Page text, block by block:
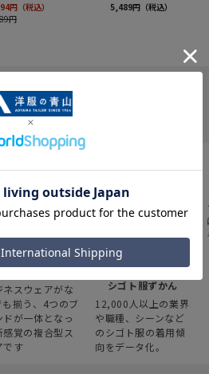
ーツスクエア
ネスウェアがな
も揃う、4つのブ
ドが一体となっ
感覚の複合型ス
です
みんなの
シゴト服ずかん
12,000人以上の業界
や職種、シーンなど
のシゴト服の着用傾
向をデータ化。